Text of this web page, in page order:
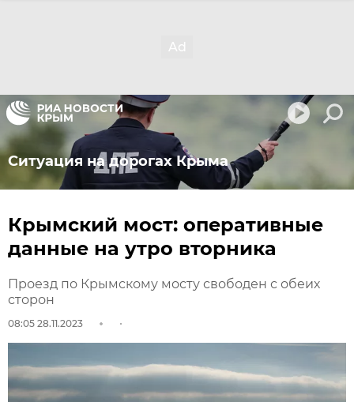
Ситуация на дорогах Крыма
Крымский мост: оперативные
данные на утро вторника
Проезд по Крымскому мосту свободен с обеих
сторон
08:05 28.11.2023